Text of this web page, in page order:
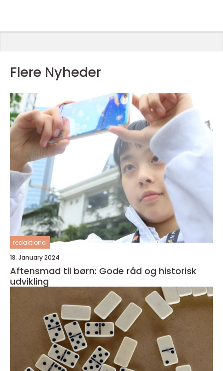
Flere Nyheder
redaktionel
18. January 2024
Aftensmad til børn: Gode råd og historisk
udvikling